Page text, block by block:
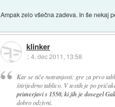
Ampak zelo všečna zadeva. In še nekaj
klinker
::4. dec 2011, 13:58
Kar se tiče notranjosti: gre za prvo
štirijedrno tablico. V testih je po
primerjavi s 1550, ki jih je dosegel
dobro odzivni.